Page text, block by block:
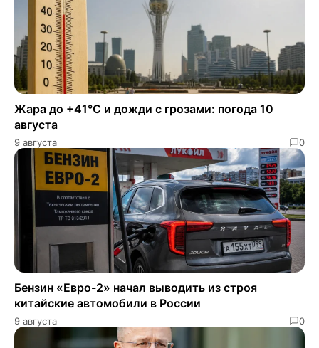
Жара до +41°C и дожди с грозами: погода 10
августа
9 августа 0
Бензин «Евро-2» начал выводить из строя
китайские автомобили в России
9 августа 0